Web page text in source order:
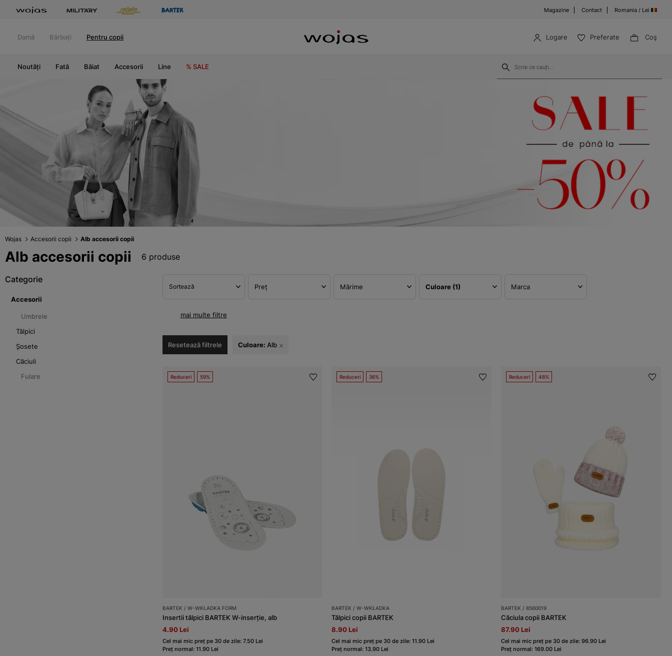
Magazine Contact Romania / Lei
Damă Bărbați Pentru copii Logare Preferate Coş
Noutăți Fată Băiat Accesorii Line % SALE
Wojas Accesorii copii Alb accesorii copii
Alb accesorii copii 6 produse
Categorie
Accesorii
Umbrele
Tălpici
Șosete
Căciuli
Fulare
Sortează Preț Mărime Culoare (1) Marca
mai multe filtre
Resetează filtrele Culoare: Alb
Reduceri 59%
BARTEK / W-WKŁADKA FORM
Insertii tălpici BARTEK W-inserție, alb
4.90 Lei
Cel mai mic preț pe 30 de zile: 7.50 Lei
Preț normal: 11.90 Lei
Reduceri 36%
BARTEK / W-WKŁADKA
Tălpici copii BARTEK
8.90 Lei
Cel mai mic preț pe 30 de zile: 11.90 Lei
Preț normal: 13.90 Lei
Reduceri 48%
BARTEK / 8560019
Căciula copii BARTEK
87.90 Lei
Cel mai mic preț pe 30 de zile: 96.90 Lei
Preț normal: 169.00 Lei